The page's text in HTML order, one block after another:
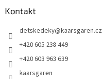
Kontakt
detskedeky@kaarsgaren.cz
+420 605 238 449
+420 603 963 639
kaarsgaren